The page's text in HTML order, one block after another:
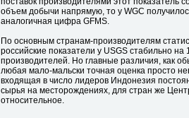
объем добычи напрямую, то у WGC
аналогичная цифра GFMS.
По основным странам-производителям
российские показатели у USGS стабильно
производителей. Но главные различия, как
любая мало-мальски точная оценка просто
входящая в число лидеров Индонезия
сырья на месторождениях, для стран же
относительное.